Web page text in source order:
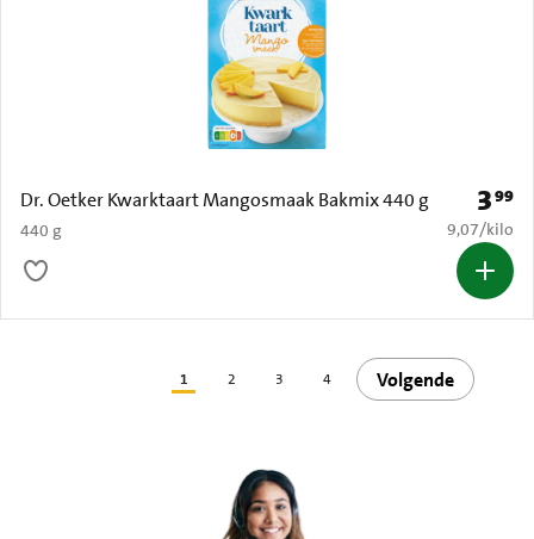
Dr. Oetker Kwarktaart Mangosmaak Bakmix 440 g
440 g
Prijs:
399
€ 9,07 per
9,07/kilo
1 2 3 4 Volgende